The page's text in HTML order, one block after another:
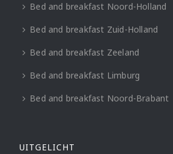
Bed and breakfast Noord-Holland
Bed and breakfast Zuid-Holland
Bed and breakfast Zeeland
Bed and breakfast Limburg
Bed and breakfast Noord-Brabant
UITGELICHT